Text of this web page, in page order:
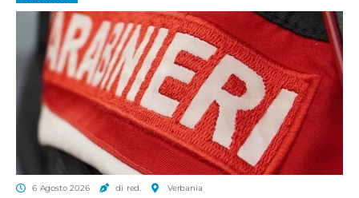
6 Agosto 2026 di red. Verbania